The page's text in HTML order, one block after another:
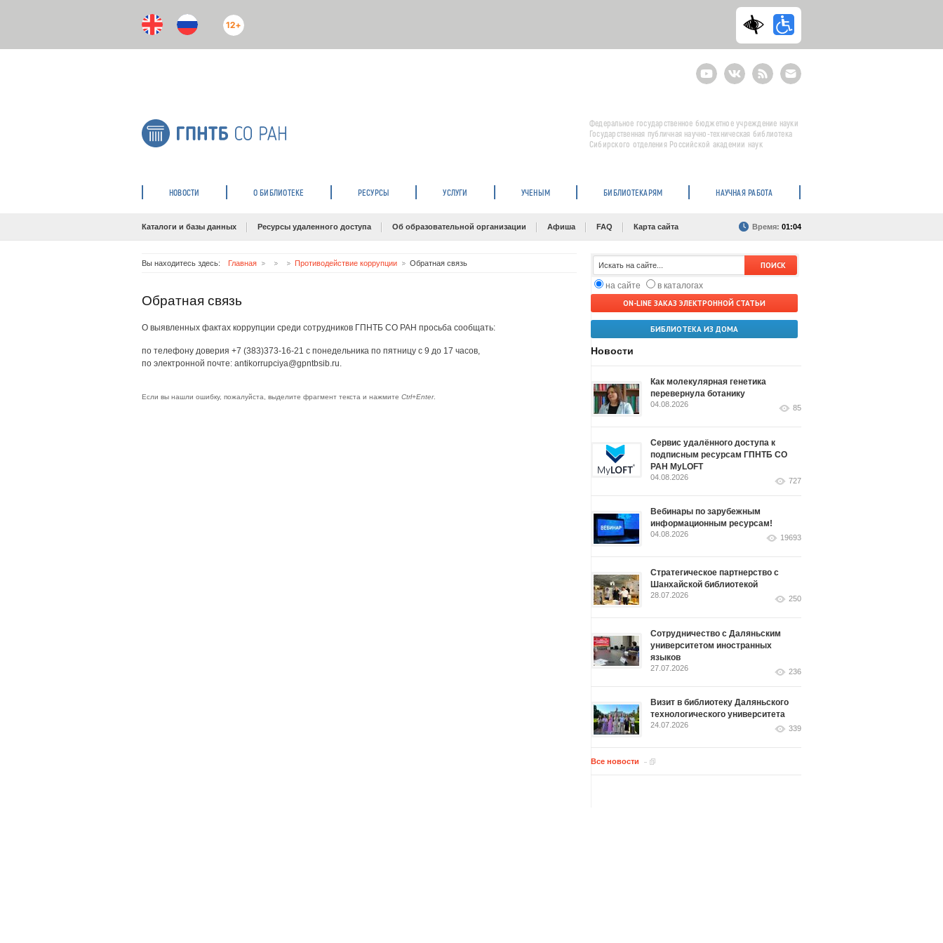
12+
YoutubeВКонтактеRSS
E-
mail
подписка
Федеральное государственное бюджетное учреждение науки
Государственная публичная научно-техническая библиотека
Сибирского отделения Российской академии наук
НОВОСТИ О БИБЛИОТЕКЕ РЕСУРСЫ УСЛУГИ УЧЕНЫМ БИБЛИОТЕКАРЯМ НАУЧНАЯ РАБОТА
Каталоги и базы данных Ресурсы удаленного доступа Об образовательной организации Афиша FAQ Карта сайта Время: 01:04
Вы находитесь здесь: Главная Противодействие коррупции Обратная связь
Обратная связь
О выявленных фактах коррупции среди сотрудников ГПНТБ СО РАН просьба сообщать:
по телефону доверия +7 (383)373-16-21 с понедельника по пятницу с 9 до 17 часов,
по электронной почте: antikorrupciya@gpntbsib.ru.
Если вы нашли ошибку, пожалуйста, выделите фрагмент текста и нажмите Ctrl+Enter.
на сайте
в каталогах
ON-LINE ЗАКАЗ ЭЛЕКТРОННОЙ СТАТЬИ
БИБЛИОТЕКА ИЗ ДОМА
Новости
Как молекулярная генетика
перевернула ботанику
04.08.2026 85
Сервис удалённого доступа к
подписным ресурсам ГПНТБ СО
РАН MyLOFT
04.08.2026 727
Вебинары по зарубежным
информационным ресурсам!
04.08.2026 19693
Стратегическое партнерство с
Шанхайской библиотекой
28.07.2026 250
Сотрудничество с Даляньским
университетом иностранных
языков
27.07.2026 236
Визит в библиотеку Даляньского
технологического университета
24.07.2026 339
Все новости